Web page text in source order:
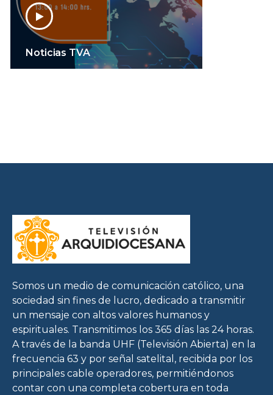
Noticias TVA
Somos un medio de comunicación católico, una
sociedad sin fines de lucro, dedicado a transmitir
un mensaje con altos valores humanos y
espirituales. Transmitimos los 365 días las 24 horas.
A través de la banda UHF (Televisión Abierta) en la
frecuencia 63 y por señal satelital, recibida por los
principales cable operadores, permitiéndonos
contar con una completa cobertura en toda